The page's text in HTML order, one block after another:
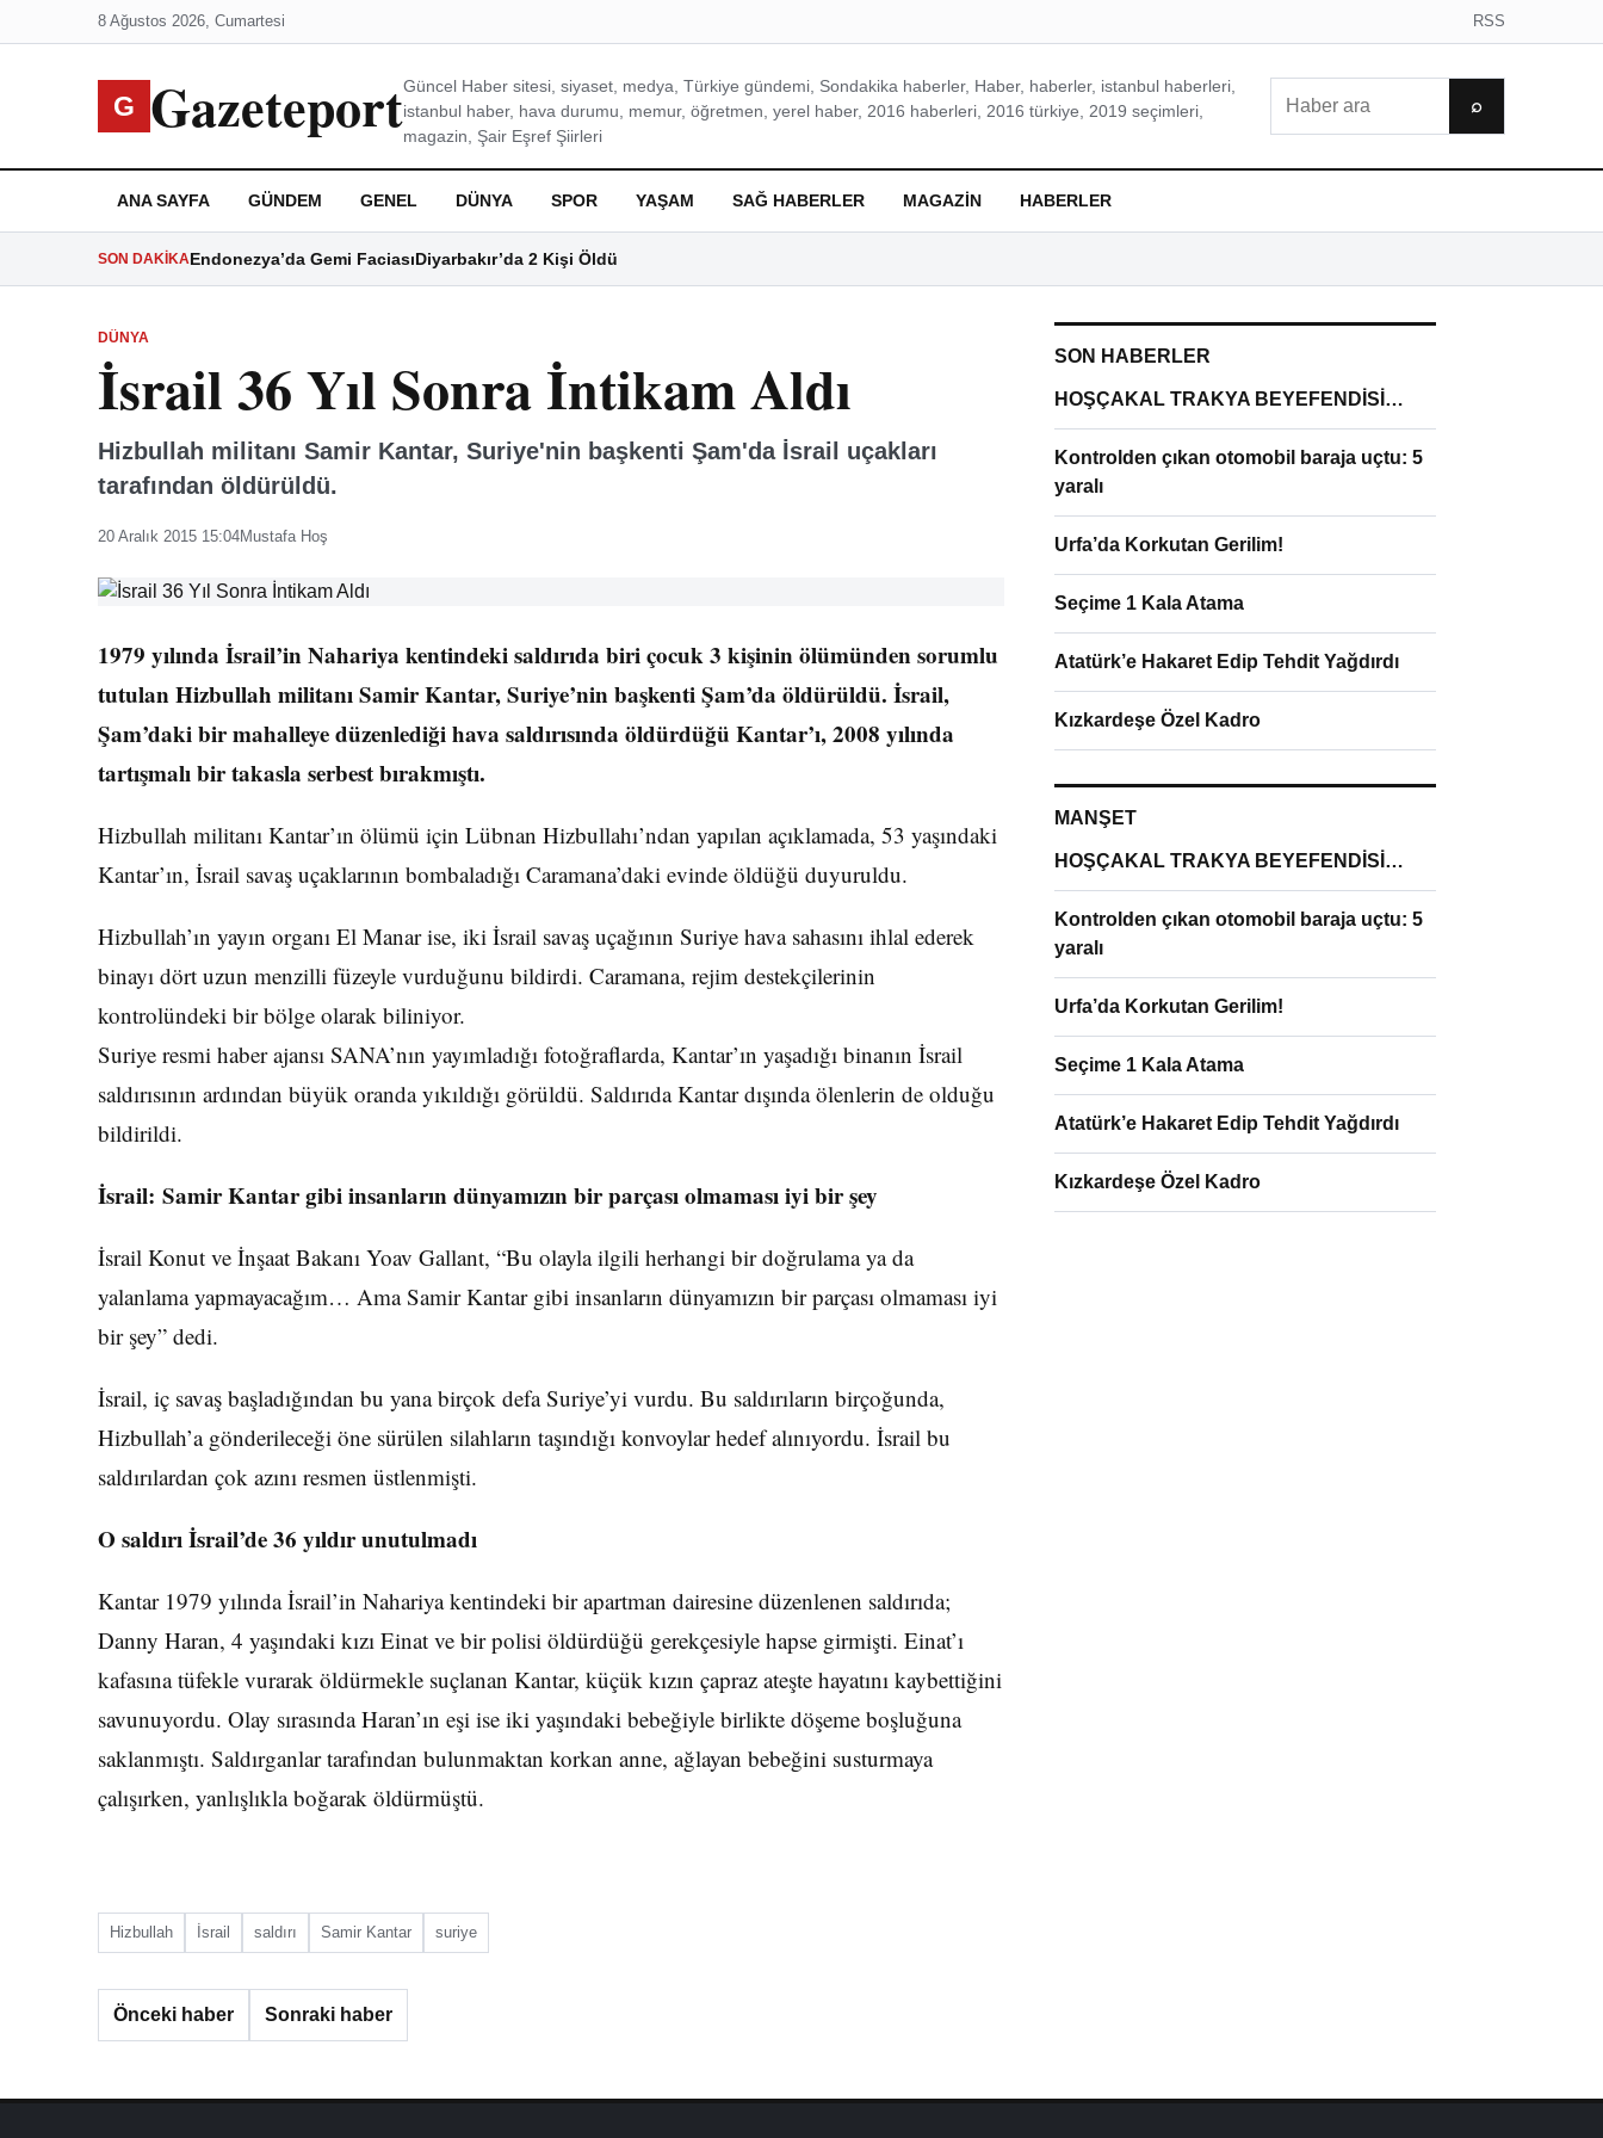
8 Ağustos 2026, Cumartesi RSS
G GazeteportGüncel Haber sitesi, siyaset, medya, Türkiye gündemi, Sondakika haberler, Haber, haberler, istanbul haberleri,
istanbul haber, hava durumu, memur, öğretmen, yerel haber, 2016 haberleri, 2016 türkiye, 2019 seçimleri,
magazin, Şair Eşref Şiirleri
⌕
ANA SAYFA GÜNDEM GENEL DÜNYA SPOR YAŞAM SAĞ HABERLER MAGAZIN HABERLER
SON DAKIKAEndonezya’da Gemi FaciasıDiyarbakır’da 2 Kişi Öldü
DÜNYA
İsrail 36 Yıl Sonra İntikam Aldı
Hizbullah militanı Samir Kantar, Suriye'nin başkenti Şam'da İsrail uçakları
tarafından öldürüldü.
20 Aralık 2015 15:04Mustafa Hoş
1979 yılında İsrail’in Nahariya kentindeki saldırıda biri çocuk 3 kişinin ölümünden sorumlu
tutulan Hizbullah militanı Samir Kantar, Suriye’nin başkenti Şam’da öldürüldü. İsrail,
Şam’daki bir mahalleye düzenlediği hava saldırısında öldürdüğü Kantar’ı, 2008 yılında
tartışmalı bir takasla serbest bırakmıştı.
Hizbullah militanı Kantar’ın ölümü için Lübnan Hizbullahı’ndan yapılan açıklamada, 53 yaşındaki
Kantar’ın, İsrail savaş uçaklarının bombaladığı Caramana’daki evinde öldüğü duyuruldu.
Hizbullah’ın yayın organı El Manar ise, iki İsrail savaş uçağının Suriye hava sahasını ihlal ederek
binayı dört uzun menzilli füzeyle vurduğunu bildirdi. Caramana, rejim destekçilerinin
kontrolündeki bir bölge olarak biliniyor.
Suriye resmi haber ajansı SANA’nın yayımladığı fotoğraflarda, Kantar’ın yaşadığı binanın İsrail
saldırısının ardından büyük oranda yıkıldığı görüldü. Saldırıda Kantar dışında ölenlerin de olduğu
bildirildi.
İsrail: Samir Kantar gibi insanların dünyamızın bir parçası olmaması iyi bir şey
İsrail Konut ve İnşaat Bakanı Yoav Gallant, “Bu olayla ilgili herhangi bir doğrulama ya da
yalanlama yapmayacağım… Ama Samir Kantar gibi insanların dünyamızın bir parçası olmaması iyi
bir şey” dedi.
İsrail, iç savaş başladığından bu yana birçok defa Suriye’yi vurdu. Bu saldırıların birçoğunda,
Hizbullah’a gönderileceği öne sürülen silahların taşındığı konvoylar hedef alınıyordu. İsrail bu
saldırılardan çok azını resmen üstlenmişti.
O saldırı İsrail’de 36 yıldır unutulmadı
Kantar 1979 yılında İsrail’in Nahariya kentindeki bir apartman dairesine düzenlenen saldırıda;
Danny Haran, 4 yaşındaki kızı Einat ve bir polisi öldürdüğü gerekçesiyle hapse girmişti. Einat’ı
kafasına tüfekle vurarak öldürmekle suçlanan Kantar, küçük kızın çapraz ateşte hayatını kaybettiğini
savunuyordu. Olay sırasında Haran’ın eşi ise iki yaşındaki bebeğiyle birlikte döşeme boşluğuna
saklanmıştı. Saldırganlar tarafından bulunmaktan korkan anne, ağlayan bebeğini susturmaya
çalışırken, yanlışlıkla boğarak öldürmüştü.
Hizbullah İsrail saldırı Samir Kantar suriye
Önceki haber Sonraki haber
SON HABERLER
HOŞÇAKAL TRAKYA BEYEFENDİSİ…
Kontrolden çıkan otomobil baraja uçtu: 5
yaralı
Urfa’da Korkutan Gerilim!
Seçime 1 Kala Atama
Atatürk’e Hakaret Edip Tehdit Yağdırdı
Kızkardeşe Özel Kadro
MANŞET
HOŞÇAKAL TRAKYA BEYEFENDİSİ…
Kontrolden çıkan otomobil baraja uçtu: 5
yaralı
Urfa’da Korkutan Gerilim!
Seçime 1 Kala Atama
Atatürk’e Hakaret Edip Tehdit Yağdırdı
Kızkardeşe Özel Kadro